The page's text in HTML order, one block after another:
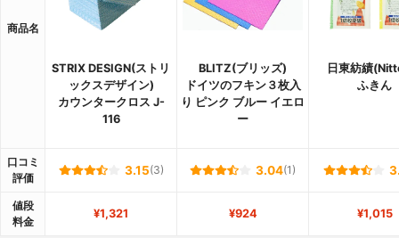
商品名
STRIX DESIGN(ストリ
ックスデザイン)
カウンタークロス J-
116
BLITZ(ブリッズ)
ドイツのフキン３枚入
り ピンク ブルー イエロ
ー
日東紡績
ふきん
口コミ
評価
3.15(3) 3.04(1)
値段
料金
¥1,321 ¥924 ¥1,015